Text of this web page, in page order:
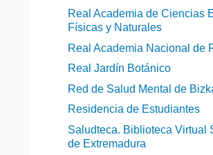
Real Academia de Ciencias
Físicas y Naturales
Real Academia Nacional de
Real Jardín Botánico
Red de Salud Mental de
Residencia de Estudiantes
Saludteca. Biblioteca Virtual
de Extremadura